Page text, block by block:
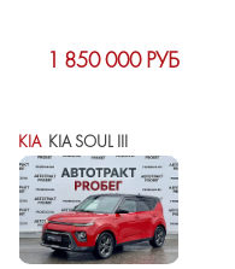
1 850 000 РУБ
KIAKIA SOUL III